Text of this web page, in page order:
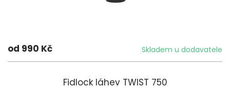
od 990 Kč Skladem u dodavatele
Fidlock láhev TWIST 750